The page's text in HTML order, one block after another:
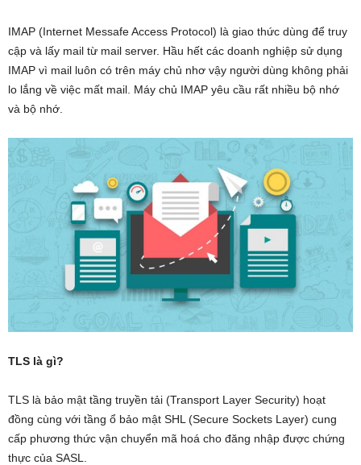
IMAP (Internet Messafe Access Protocol) là giao thức dùng để truy
cập và lấy mail từ mail server. Hầu hết các doanh nghiệp sử dụng
IMAP vì mail luôn có trên máy chủ nhơ vậy người dùng không phải
lo lắng về việc mất mail. Máy chủ IMAP yêu cầu rất nhiều bộ nhớ
và bộ nhớ.
TLS là gì?
TLS là bảo mật tầng truyền tải (Transport Layer Security) hoạt
đồng cùng với tầng ổ bảo mật SHL (Secure Sockets Layer) cung
cấp phương thức vận chuyển mã hoá cho đăng nhập được chứng
thực của SASL.